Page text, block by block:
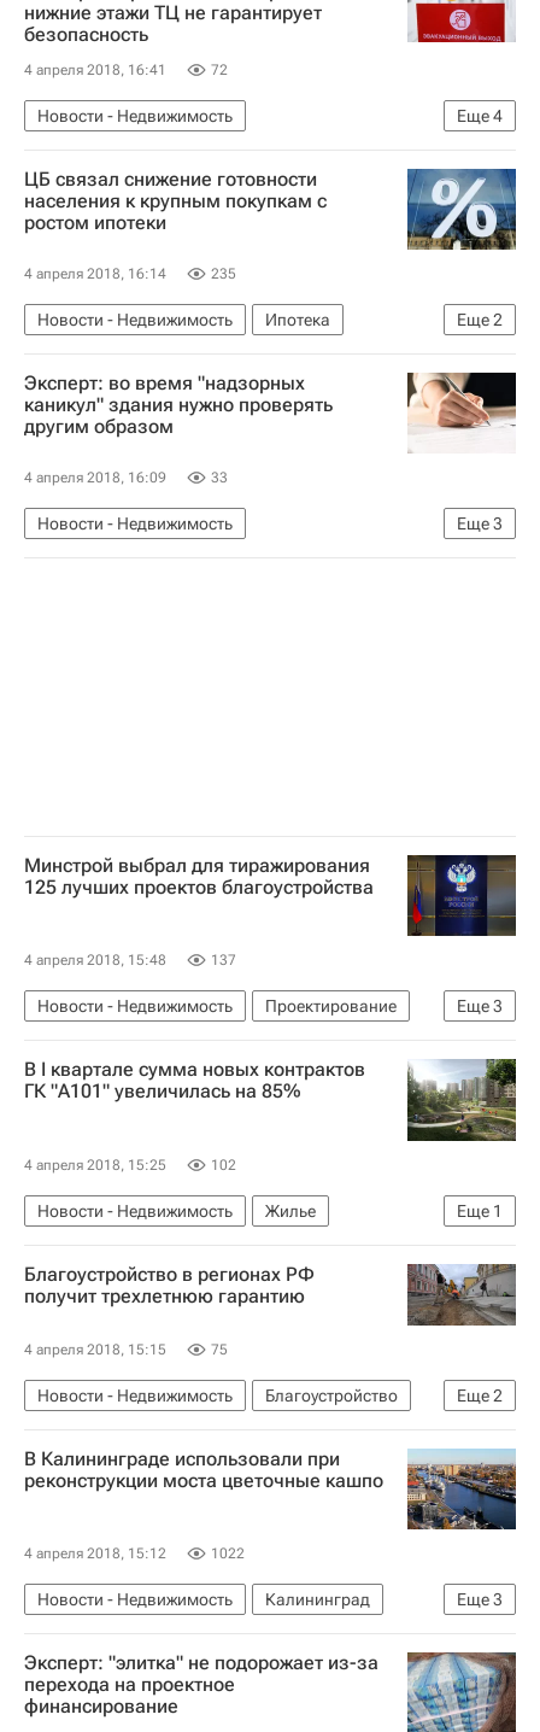
нижние этажи ТЦ не гарантирует
безопасность
4 апреля 2018, 16:41 72
Еще4
Новости - Недвижимость
Проверка соблюдения пожарных норм на объектах недвижимости в РФ
Коммерческая недвижимость
Кинотеатры
Россия
ЦБ связал снижение готовности
населения к крупным покупкам с
ростом ипотеки
4 апреля 2018, 16:14 235
Еще2
Новости - Недвижимость
Ипотека
Центральный Банк РФ (ЦБ РФ)
Россия
Эксперт: во время "надзорных
каникул" здания нужно проверять
другим образом
4 апреля 2018, 16:09 33
Еще3
Новости - Недвижимость
Проверка соблюдения пожарных норм на объектах недвижимости в РФ
Минстрой выбрал для тиражирования
125 лучших проектов благоустройства
4 апреля 2018, 15:48 137
Еще3
Новости - Недвижимость
Проектирование
Благоустройство
Министерство строительства и жилищно-коммунального хозяйства РФ (Минстрой России)
В I квартале сумма новых контрактов
ГК "А101" увеличилась на 85%
4 апреля 2018, 15:25 102
Еще 1
Новости - Недвижимость
Жилье
Коммерческая недвижимость
Благоустройство в регионах РФ
получит трехлетнюю гарантию
4 апреля 2018, 15:15 75
Еще2
Новости - Недвижимость
Благоустройство
Инфраструктура
Россия
В Калининграде использовали при
реконструкции моста цветочные кашпо
4 апреля 2018, 15:12 1022
Еще3
Новости - Недвижимость
Калининград
Реконструкция
Инфраструктура Россия
Эксперт: "элитка" не подорожает из-за
перехода на проектное
финансирование